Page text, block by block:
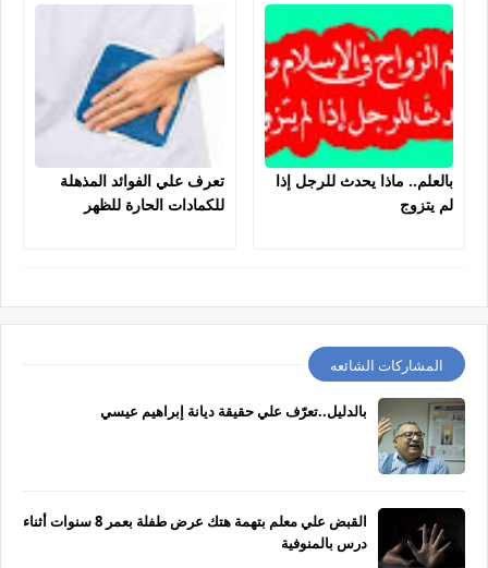
بالعلم.. ماذا يحدث للرجل إذا
لم يتزوج
تعرف علي الفوائد المذهلة
للكمادات الحارة للظهر
المشاركات الشائعه
بالدليل..تعرّف علي حقيقة ديانة إبراهيم عيسي
القبض علي معلم بتهمة هتك عرض طفلة بعمر 8 سنوات أثناء
درس بالمنوفية